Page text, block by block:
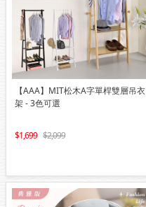
【AAA】MIT松木A字單桿雙層吊衣
架 - 3色可選
1,699 2,099